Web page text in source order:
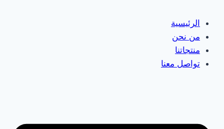
الرئيسية
من نحن
منتجاتنا
تواصل معنا